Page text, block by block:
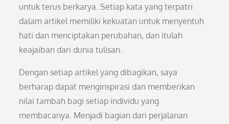
untuk terus berkarya. Setiap kata yang terpatri
dalam artikel memiliki kekuatan untuk menyentuh
hati dan menciptakan perubahan, dan itulah
keajaiban dari dunia tulisan.
Dengan setiap artikel yang dibagikan, saya
berharap dapat menginspirasi dan memberikan
nilai tambah bagi setiap individu yang
membacanya. Menjadi bagian dari perjalanan